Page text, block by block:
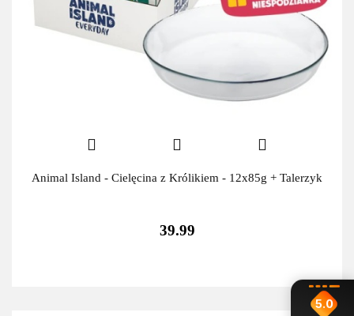
5.0
Animal Island - Cielęcina z Królikiem - 12x85g + Talerzyk
39.99